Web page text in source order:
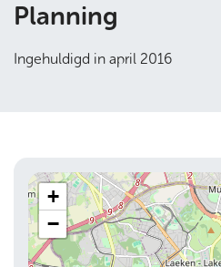
Planning
Ingehuldigd in april 2016
+
−